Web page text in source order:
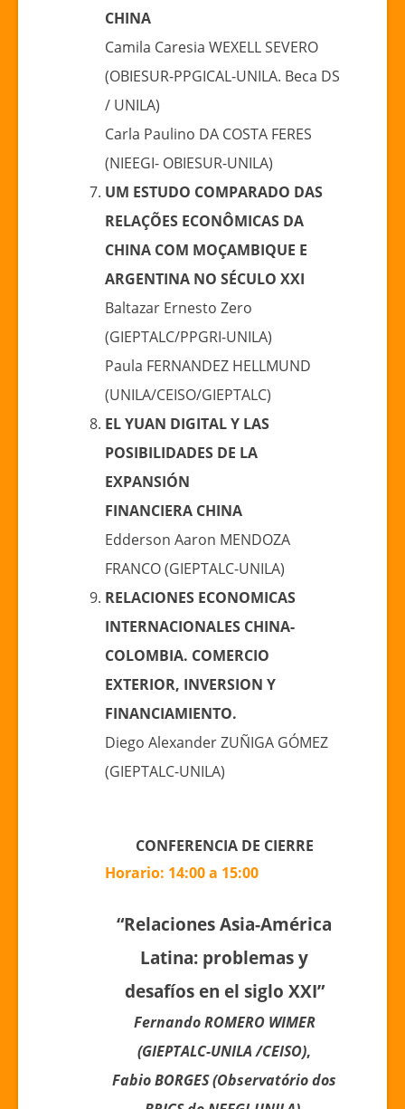
CHINA
Camila Caresia WEXELL SEVERO
(OBIESUR-PPGICAL-UNILA. Beca DS
/ UNILA)
Carla Paulino DA COSTA FERES
(NIEEGI- OBIESUR-UNILA)
UM ESTUDO COMPARADO DAS
RELAÇÕES ECONÔMICAS DA
CHINA COM MOÇAMBIQUE E
ARGENTINA NO SÉCULO XXI
Baltazar Ernesto Zero
(GIEPTALC/PPGRI-UNILA)
Paula FERNANDEZ HELLMUND
(UNILA/CEISO/GIEPTALC)
EL YUAN DIGITAL Y LAS
POSIBILIDADES DE LA
EXPANSIÓN
FINANCIERA CHINA
Edderson Aaron MENDOZA
FRANCO (GIEPTALC-UNILA)
RELACIONES ECONOMICAS
INTERNACIONALES CHINA-
COLOMBIA. COMERCIO
EXTERIOR, INVERSION Y
FINANCIAMIENTO.
Diego Alexander ZUÑIGA GÓMEZ
(GIEPTALC-UNILA)
CONFERENCIA DE CIERRE
Horario: 14:00 a 15:00
“Relaciones Asia-América
Latina: problemas y
desafíos en el siglo XXI”
Fernando ROMERO WIMER
(GIEPTALC-UNILA /CEISO),
Fabio BORGES (Observatório dos